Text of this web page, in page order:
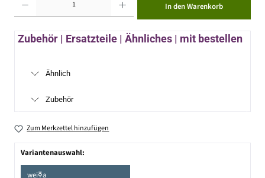
In den Warenkorb
Zubehör | Ersatzteile | Ähnliches | mit bestellen
Ähnlich
Zubehör
Zum Merkzettel hinzufügen
Variantenauswahl:
weiߧa